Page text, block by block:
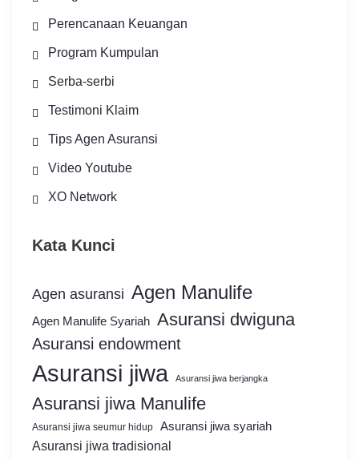
Perencanaan Keuangan
Program Kumpulan
Serba-serbi
Testimoni Klaim
Tips Agen Asuransi
Video Youtube
XO Network
Kata Kunci
Agen asuransi Agen Manulife
Agen Manulife Syariah Asuransi dwiguna
Asuransi endowment
Asuransi jiwa Asuransi jiwa berjangka
Asuransi jiwa Manulife
Asuransi jiwa seumur hidup Asuransi jiwa syariah
Asuransi jiwa tradisional